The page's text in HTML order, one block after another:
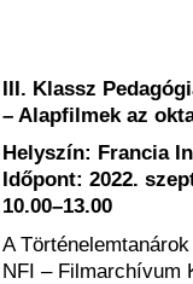
III. Klassz
– Alapfilmek az
Helyszín: Francia
Időpont: 2022.
10.00–13.00
A
NFI – Filmarchívum